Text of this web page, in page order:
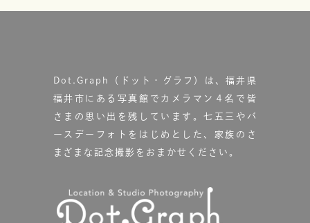
Dot.Graph（ドット・グラフ）は、福井県
福井市にある写真館で カメラマン４名で皆
さまの思い出を残しています。七五三やバ
ースデーフォトをはじめとした、家族のさ
まざまな記念撮影をおまかせください。